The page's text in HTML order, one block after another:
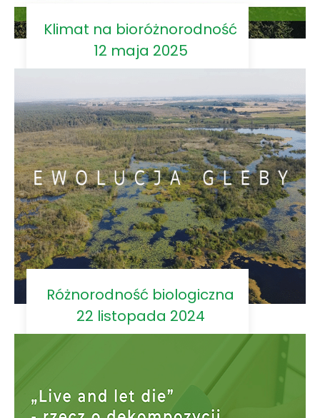
Klimat na bioróżnorodność
12 maja 2025
Różnorodność biologiczna
22 listopada 2024